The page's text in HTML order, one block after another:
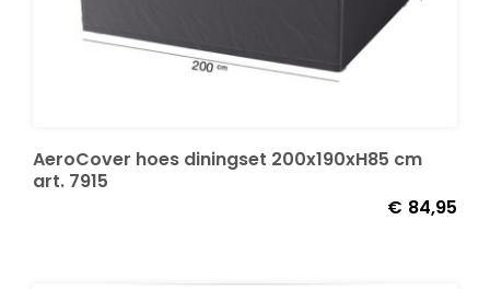
AeroCover hoes diningset 200x190xH85 cm
art. 7915
€ 84,95